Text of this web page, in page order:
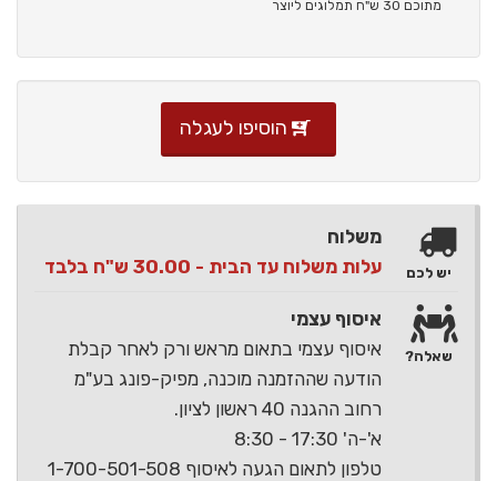
מתוכם 30 ש"ח תמלוגים ליוצר
הוסיפו לעגלה
משלוח
עלות משלוח עד הבית - 30.00 ש"ח בלבד
איסוף עצמי
איסוף עצמי בתאום מראש ורק לאחר קבלת
הודעה שההזמנה מוכנה, מפיק-פונג בע"מ
רחוב ההגנה 40 ראשון לציון.
א'-ה' 17:30 - 8:30
טלפון לתאום הגעה לאיסוף 1-700-501-508
יש לכם
שאלה?